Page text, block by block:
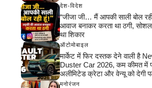
देश-विदेश
“जीजा जी… मैं आपकी साली बोल
आवाज बनाकर करता था ठगी, सोशल
था शिकार
ऑटोमोबाइल
मार्केट में फिर दस्तक देने वाली है
Duster Car 2026, कम कीमत में
अलीमिटेड क्रेटा और वेन्यू को देगी
मनोरंजन